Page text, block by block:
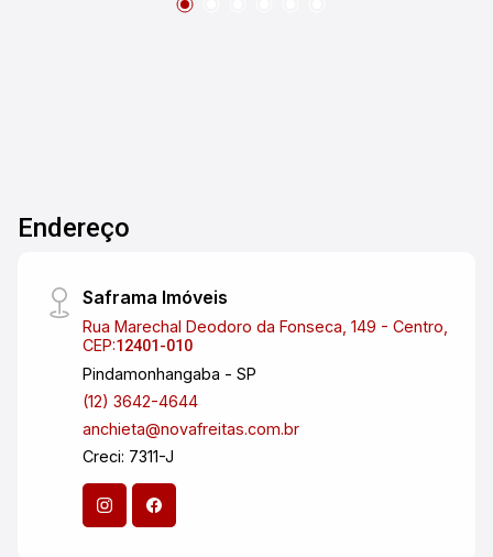
benefício da região! Não deixe passar essa
Endereço
Saframa Imóveis
Rua Marechal Deodoro da Fonseca, 149 - Centro,
CEP:12401-010
Pindamonhangaba - SP
(12) 3642-4644
anchieta@novafreitas.com.br
Creci: 7311-J